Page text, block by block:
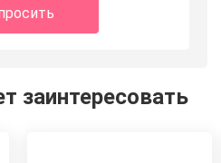
заинтересовать